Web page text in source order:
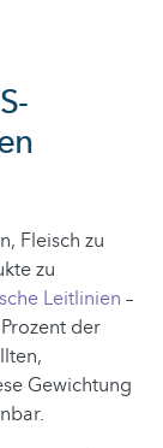
Fleisch zu
zu
Leitlinien –
der
Gewichtung